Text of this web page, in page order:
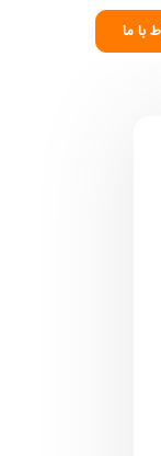
با ما